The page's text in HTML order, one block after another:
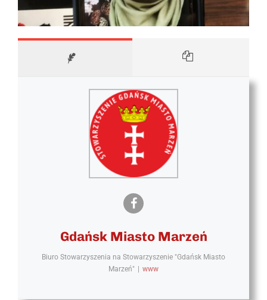
Gdańsk Miasto Marzeń
Biuro Stowarzyszenia na Stowarzyszenie "Gdańsk Miasto
Marzeń" | www